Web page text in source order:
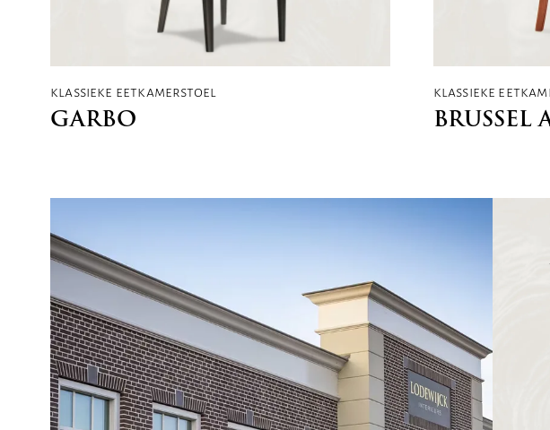
klassieke eetkamerstoel
GARBO
klassieke
BRUSSEL